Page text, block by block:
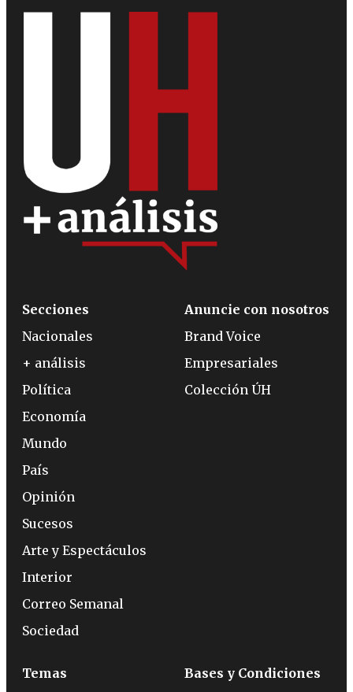
Secciones
Nacionales
+ análisis
Política
Economía
Mundo
País
Opinión
Sucesos
Arte y Espectáculos
Interior
Correo Semanal
Sociedad
Anuncie con nosotros
Brand Voice
Empresariales
Colección ÚH
Temas Bases y Condiciones